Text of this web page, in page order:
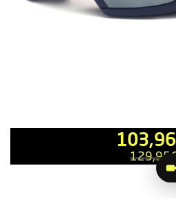
103,96
129,95 €
PROMO
20 %